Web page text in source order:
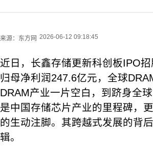
来源： 东方网 2026-06-12 09:18:45
近日，长鑫存储更新科创板IPO
归母净利润247.6亿元，全球
DRAM产业一片空白，到跻身全
是中国存储芯片产业的里程碑，
的生动注脚。其跨越式发展的背
辑。